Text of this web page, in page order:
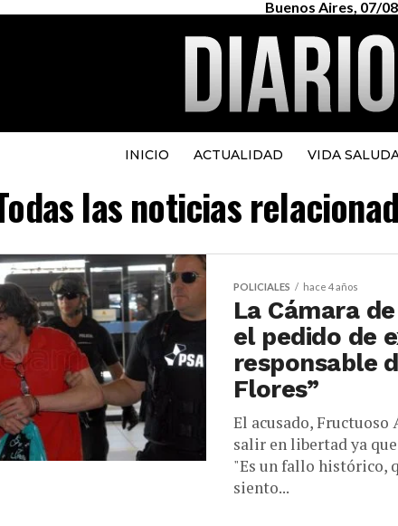
Buenos Aires, 07/
INICIO ACTUALIDAD VIDA
las noticias
POLICIALES hace 4 años
La Cámara
el pedido de
responsable
Flores”
El acusado, Fructuoso
salir en libertad ya
"Es un fallo histórico,
siento...